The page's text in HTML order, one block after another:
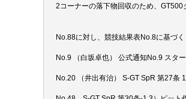
2コーナーの落下物回収のため、GT500
No.88に対し、競技結果表No.8に基づ
No.9 （白坂卓也） 公式通知No.9 スタ
No.20 （井出有治） S-GT SpR 第27条